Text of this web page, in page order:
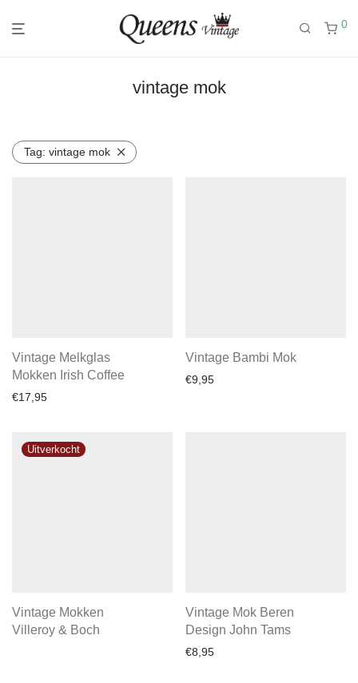
0
vintage mok
Tag: vintage mok
Vintage Melkglas
Mokken Irish Coffee
€17,95
Vintage Bambi Mok
€9,95
Vintage Mokken
Villeroy & Boch
Vintage Mok Beren
Design John Tams
€8,95